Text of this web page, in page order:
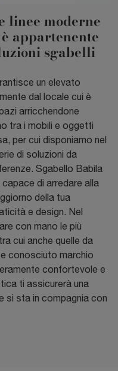
linee moderne
appartenente
sgabelli
un elevato
dal locale cui è
arricchendone
tra i mobili e oggetti
per cui disponiamo nel
di soluzioni da
Sgabello Babila
di arredare alla
della tua
e design. Nel
con mano le più
cui anche quelle da
conosciuto marchio
confortevole e
ti assicurerà una
si sta in compagnia con